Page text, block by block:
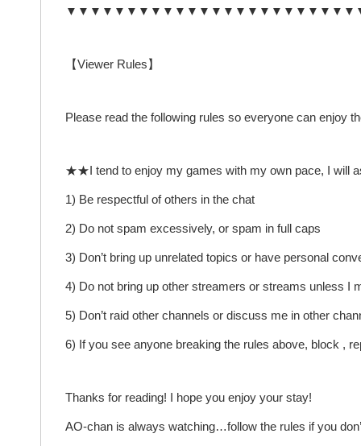
【Viewer Rules】
Please read the following rules so everyone can enjoy
★★I tend to enjoy my games with my own pace, I will
1) Be respectful of others in the chat
2) Do not spam excessively, or spam in full caps
3) Don’t bring up unrelated topics or have personal
4) Do not bring up other streamers or streams unless I
5) Don’t raid other channels or discuss me in other
6) If you see anyone breaking the rules above, block ,
Thanks for reading! I hope you enjoy your stay!
AO-chan is always watching…follow the rules if you